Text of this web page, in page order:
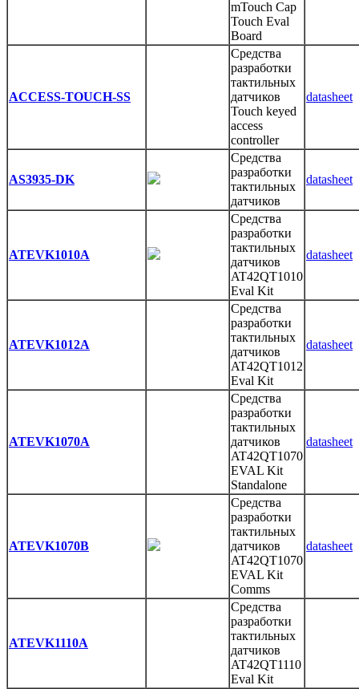
mTouch Cap
Touch Eval
Board
ACCESS-TOUCH-SS
Средства
разработки
тактильных
датчиков
Touch keyed
access
controller
datasheet
AS3935-DK
Средства
разработки
тактильных
датчиков
datasheet
ATEVK1010A
Средства
разработки
тактильных
датчиков
AT42QT1010
Eval Kit
datasheet
ATEVK1012A
Средства
разработки
тактильных
датчиков
AT42QT1012
Eval Kit
datasheet
ATEVK1070A
Средства
разработки
тактильных
датчиков
AT42QT1070
EVAL Kit
Standalone
datasheet
ATEVK1070B
Средства
разработки
тактильных
датчиков
AT42QT1070
EVAL Kit
Comms
datasheet
ATEVK1110A
Средства
разработки
тактильных
датчиков
AT42QT1110
Eval Kit